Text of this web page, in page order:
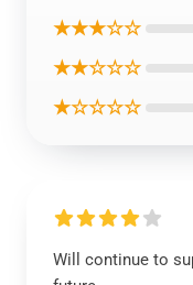
★★★☆☆
★★☆☆☆
★☆☆☆☆
Will continue to